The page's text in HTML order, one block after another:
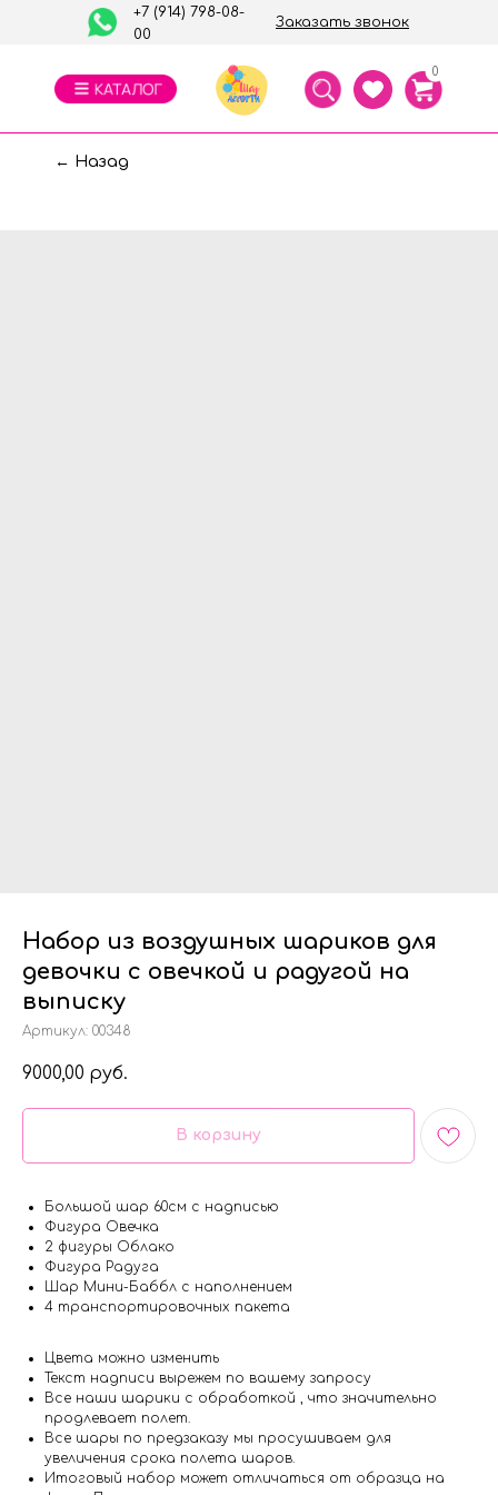
Заказать звонок
+7 (914) 798-08-
00
0
← Назад
Набор из воздушных шариков для
девочки с овечкой и радугой на
выписку
Артикул: 00348
9000,00 руб.
В корзину
Большой шар 60см с надписью
Фигура Овечка
2 фигуры Облако
Фигура Радуга
Шар Мини-Баббл с наполнением
4 транспортировочных пакета
Цвета можно изменить
Текст надписи вырежем по вашему запросу
Все наши шарики с обработкой , что значительно
продлевает полет.
Все шары по предзаказу мы просушиваем для
увеличения срока полета шаров.
Итоговый набор может отличаться от образца на